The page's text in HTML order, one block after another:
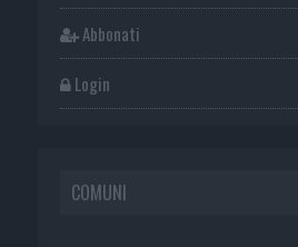
Abbonati
Login
COMUNI